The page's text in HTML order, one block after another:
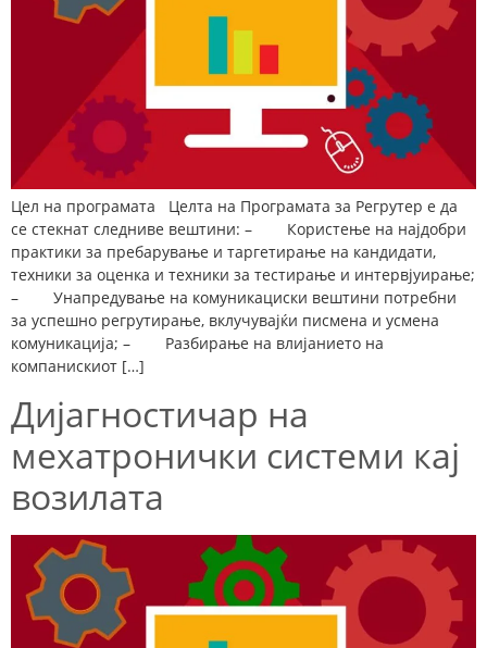
Цел на програмата Целта на Програмата за Регрутер е да
се стекнат следниве вештини: – Користење на најдобри
практики за пребарување и таргетирање на кандидати,
техники за оценка и техники за тестирање и интервјуирање;
– Унапредување на комуникациски вештини потребни
за успешно регрутирање, вклучувајќи писмена и усмена
комуникација; – Разбирање на влијанието на
компанискиот […]
Дијагностичар на
мехатронички системи кај
возилата